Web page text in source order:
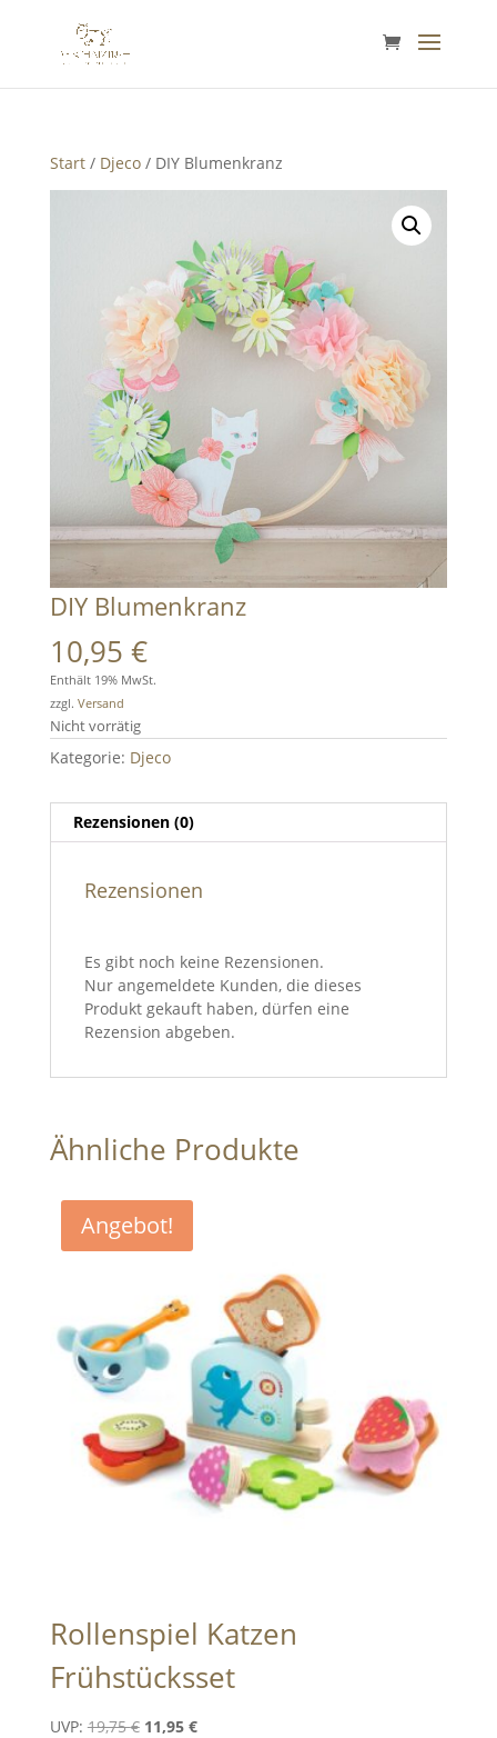
Start/ Djeco/ DIY Blumenkranz
DIY Blumenkranz
10,95 €
Enthält 19% MwSt.
zzgl. Versand
Nicht vorrätig
Kategorie: Djeco
Rezensionen (0)
Rezensionen
Es gibt noch keine Rezensionen.
Nur angemeldete Kunden, die dieses
Produkt gekauft haben, dürfen eine
Rezension abgeben.
Ähnliche Produkte
Angebot!
Rollenspiel Katzen
Frühstücksset
UVP: 19,75€ Ursprünglicher
11,95 €Aktueller